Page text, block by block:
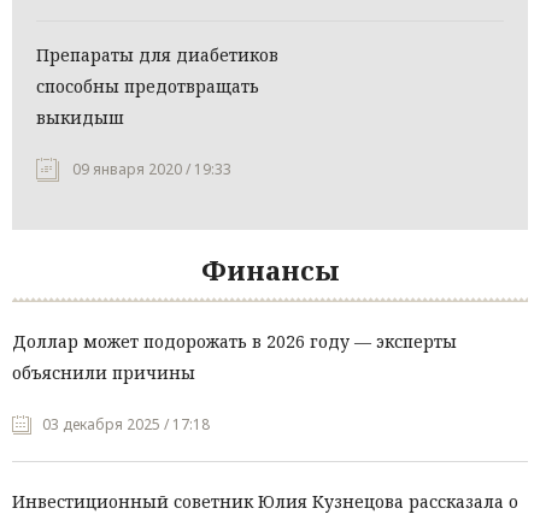
Препараты для диабетиков
способны предотвращать
выкидыш
09 января 2020 / 19:33
Финансы
Доллар может подорожать в 2026 году — эксперты
объяснили причины
03 декабря 2025 / 17:18
Инвестиционный советник Юлия Кузнецова рассказала о